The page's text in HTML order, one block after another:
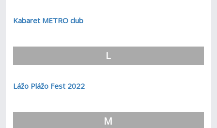
Kabaret METRO club
L
Lážo Plážo Fest 2022
M